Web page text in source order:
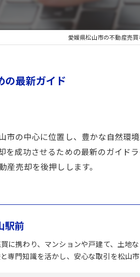
愛媛県松山市の不動産売
の最新ガイド
市の中心に位置し、豊かな自然環
を成功させるための最新のガイド
売却を後押しします。
駅前
に携わり、マンションや戸建て、土地
専門知識を活かし、安心な取引を松山市